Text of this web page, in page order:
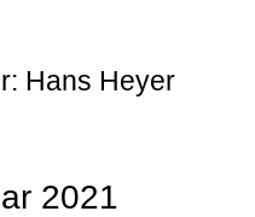
Hans Heyer
2021